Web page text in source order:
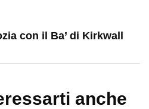
con il Ba’ di Kirkwall
anche